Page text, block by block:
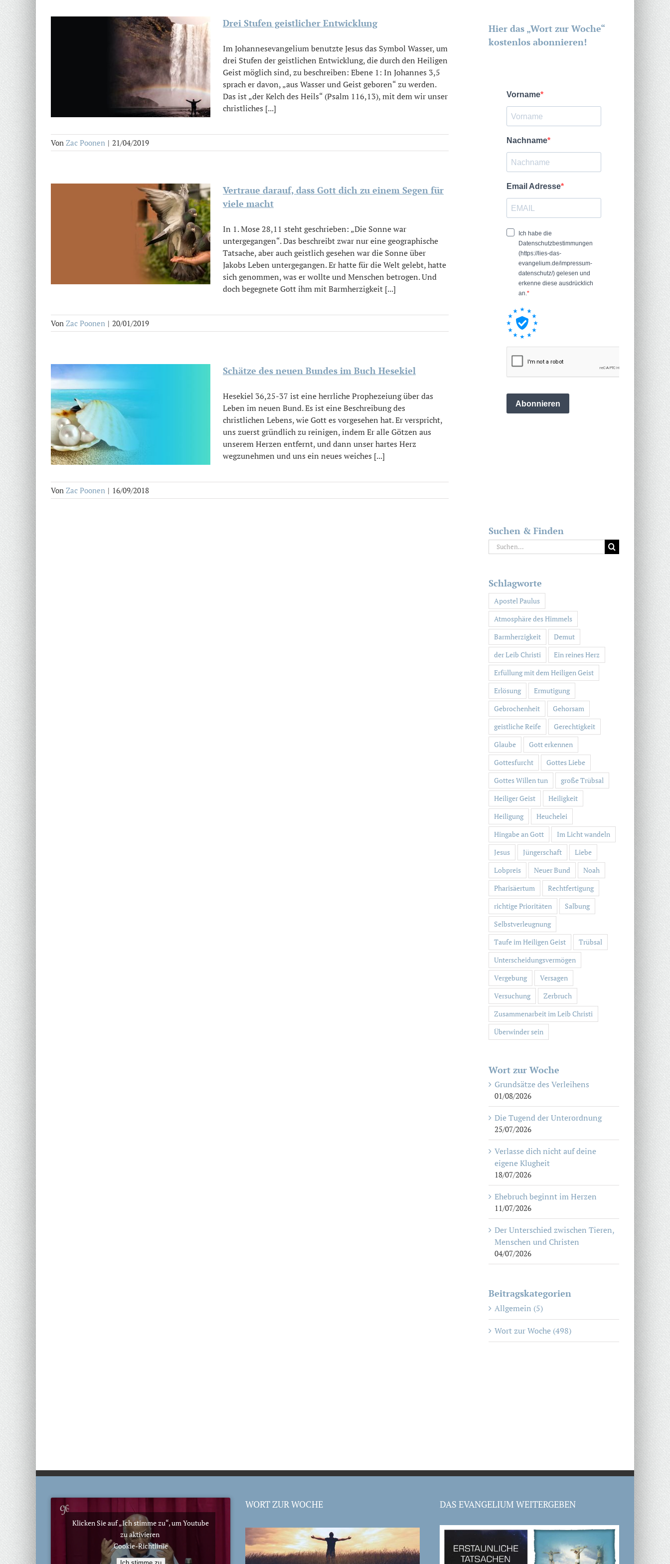
Drei Stufen geistlicher Entwicklung
Im Johannesevangelium benutzte Jesus das Symbol Wasser, um
drei Stufen der geistlichen Entwicklung, die durch den Heiligen
Geist möglich sind, zu beschreiben: Ebene 1: In Johannes 3,5
sprach er davon, „aus Wasser und Geist geboren“ zu werden.
Das ist „der Kelch des Heils“ (Psalm 116,13), mit dem wir unser
christliches [...]
Von Zac Poonen | 21/04/2019
Vertraue darauf, dass Gott dich zu einem Segen für
viele macht
In 1. Mose 28,11 steht geschrieben: „Die Sonne war
untergegangen“. Das beschreibt zwar nur eine geographische
Tatsache, aber auch geistlich gesehen war die Sonne über
Jakobs Leben untergegangen. Er hatte für die Welt gelebt, hatte
sich genommen, was er wollte und Menschen betrogen. Und
doch begegnete Gott ihm mit Barmherzigkeit [...]
Von Zac Poonen | 20/01/2019
Schätze des neuen Bundes im Buch Hesekiel
Hesekiel 36,25-37 ist eine herrliche Prophezeiung über das
Leben im neuen Bund. Es ist eine Beschreibung des
christlichen Lebens, wie Gott es vorgesehen hat. Er verspricht,
uns zuerst gründlich zu reinigen, indem Er alle Götzen aus
unserem Herzen entfernt, und dann unser hartes Herz
wegzunehmen und uns ein neues weiches [...]
Von Zac Poonen | 16/09/2018
Hier das „Wort zur Woche“
kostenlos abonnieren!
Suchen & Finden
Suche
nach:
Schlagworte
Apostel Paulus
Atmosphäre des Himmels
Barmherzigkeit
Demut
der Leib Christi
Ein reines Herz
Erfüllung mit dem Heiligen Geist
Erlösung
Ermutigung
Gebrochenheit
Gehorsam
geistliche Reife
Gerechtigkeit
Glaube
Gott erkennen
Gottesfurcht
Gottes Liebe
Gottes Willen tun
große Trübsal
Heiliger Geist
Heiligkeit
Heiligung
Heuchelei
Hingabe an Gott
Im Licht wandeln
Jesus
Jüngerschaft
Liebe
Lobpreis
Neuer Bund
Noah
Pharisäertum
Rechtfertigung
richtige Prioritäten
Salbung
Selbstverleugnung
Taufe im Heiligen Geist
Trübsal
Unterscheidungsvermögen
Vergebung
Versagen
Versuchung
Zerbruch
Zusammenarbeit im Leib Christi
Überwinder sein
Wort zur Woche
Grundsätze des Verleihens
01/08/2026
Die Tugend der Unterordnung
25/07/2026
Verlasse dich nicht auf deine
eigene Klugheit
18/07/2026
Ehebruch beginnt im Herzen
11/07/2026
Der Unterschied zwischen Tieren,
Menschen und Christen
04/07/2026
Beitragskategorien
Allgemein (5)
Wort zur Woche (498)
Klicken Sie auf „Ich stimme zu“, um Youtube
zu aktivieren
Cookie-Richtlinie
WORT ZUR WOCHE DAS EVANGELIUM WEITERGEBEN